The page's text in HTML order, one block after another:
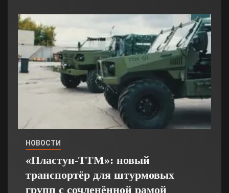
НОВОСТИ
«Пластун-ТТМ»: новый
транспортёр для штурмовых
групп с сочленённой рамой